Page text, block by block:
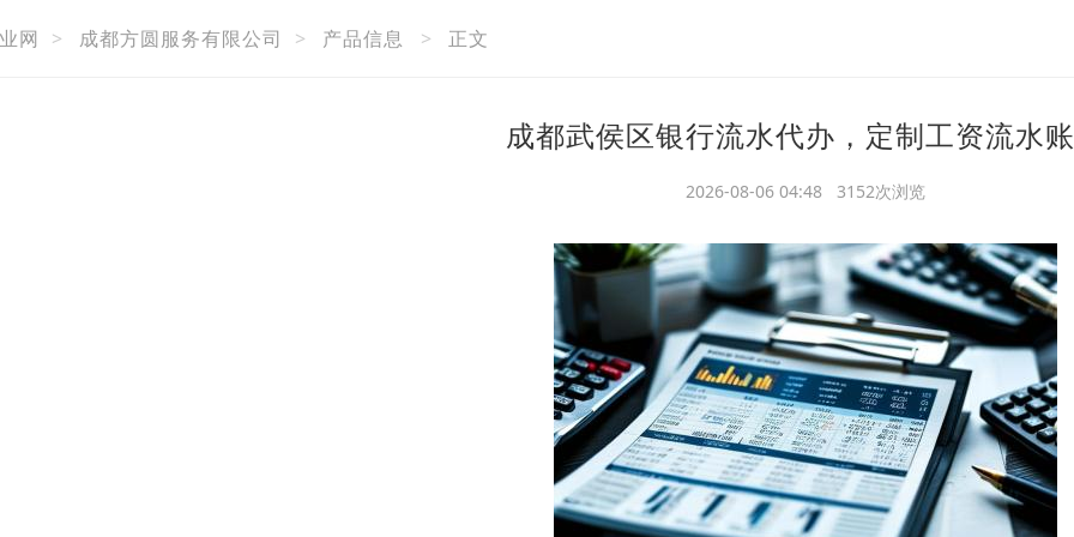
网 > 成都方圆服务有限公司 > 产品信息 > 正文
成都武侯区银行流水代办，定制工资流水
2026-08-06 04:48 3152次浏览